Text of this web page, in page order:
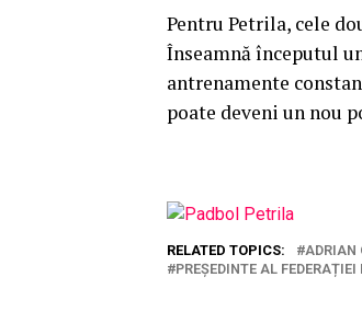
Pentru Petrila, cele
Înseamnă începutul
antrenamente
poate deveni un nou
RELATED TOPICS: ADRIAN
PREȘEDINTE AL